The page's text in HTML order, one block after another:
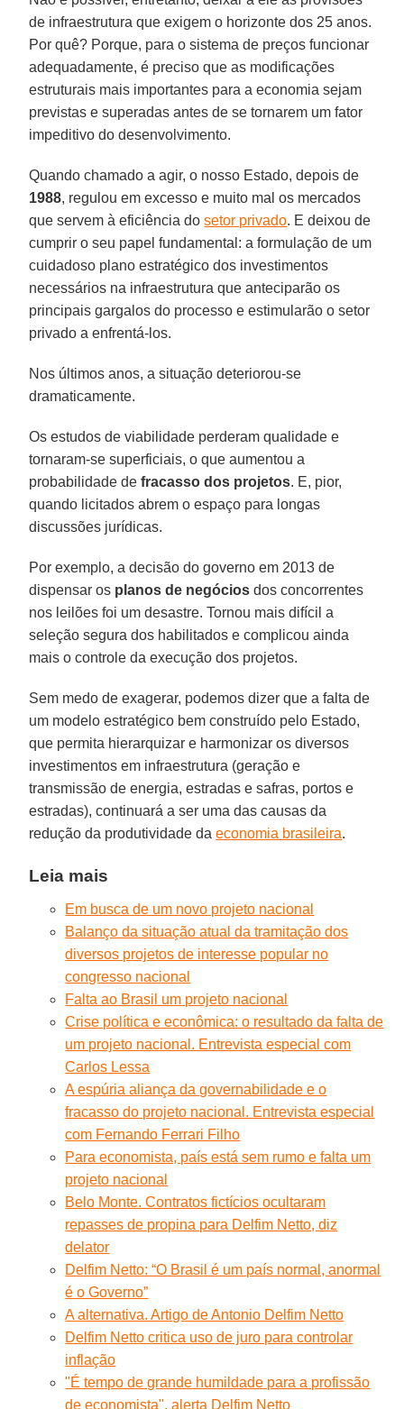
de infraestrutura que exigem o horizonte dos 25 anos.
Por quê? Porque, para o sistema de preços funcionar
adequadamente, é preciso que as modificações
estruturais mais importantes para a economia sejam
previstas e superadas antes de se tornarem um fator
impeditivo do desenvolvimento.
Quando chamado a agir, o nosso Estado, depois de
1988, regulou em excesso e muito mal os mercados
que servem à eficiência dosetor privado. E deixou de
cumprir o seu papel fundamental: a formulação de um
cuidadoso plano estratégico dos investimentos
necessários na infraestrutura que anteciparão os
principais gargalos do processo e estimularão o setor
privado a enfrentá-los.
Nos últimos anos, a situação deteriorou-se
dramaticamente.
Os estudos de viabilidade perderam qualidade e
tornaram-se superficiais, o que aumentou a
probabilidade defracasso dos projetos. E, pior,
quando licitados abrem o espaço para longas
discussões jurídicas.
Por exemplo, a decisão do governo em 2013 de
dispensar os planos de negócios dos concorrentes
nos leilões foi um desastre. Tornou mais difícil a
seleção segura dos habilitados e complicou ainda
mais o controle da execução dos projetos.
Sem medo de exagerar, podemos dizer que a falta de
um modelo estratégico bem construído pelo Estado,
que permita hierarquizar e harmonizar os diversos
investimentos em infraestrutura (geração e
transmissão de energia, estradas e safras, portos e
estradas), continuará a ser uma das causas da
redução da produtividade daeconomia brasileira.
Leia mais
Em busca de um novo projeto nacional
Balanço da situação atual da tramitação dos
diversos projetos de interesse popular no
congresso nacional
Falta ao Brasil um projeto nacional
Crise política e econômica: o resultado da falta de
um projeto nacional. Entrevista especial com
Carlos Lessa
A espúria aliança da governabilidade e o
fracasso do projeto nacional. Entrevista especial
com Fernando Ferrari Filho
Para economista, país está sem rumo e falta um
projeto nacional
Belo Monte. Contratos fictícios ocultaram
repasses de propina para Delfim Netto, diz
delator
Delfim Netto: “O Brasil é um país normal, anormal
é o Governo”
A alternativa. Artigo de Antonio Delfim Netto
Delfim Netto critica uso de juro para controlar
inflação
"É tempo de grande humildade para a profissão
de economista", alerta Delfim Netto